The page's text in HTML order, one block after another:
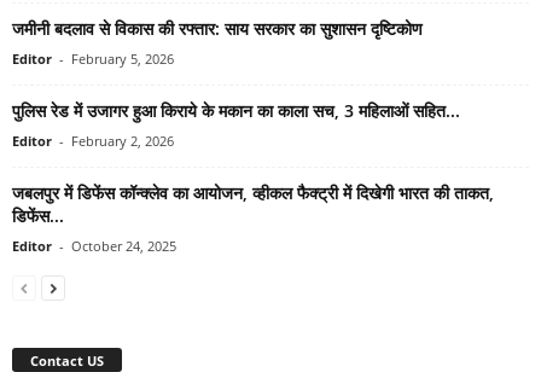
जमीनी बदलाव से विकास की रफ्तार: साय सरकार का सुशासन दृष्टिकोण
Editor - February 5, 2026
पुलिस रेड में उजागर हुआ किराये के मकान का काला सच, 3 महिलाओं सहित...
Editor - February 2, 2026
जबलपुर में डिफेंस कॉन्क्लेव का आयोजन, व्हीकल फैक्ट्री में दिखेगी भारत की ताकत,
डिफेंस...
Editor - October 24, 2025
Contact US